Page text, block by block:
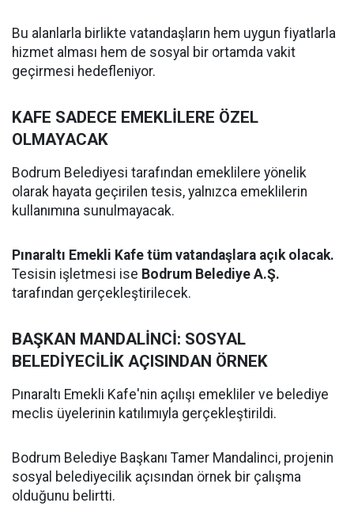
Bu alanlarla birlikte vatandaşların hem uygun fiyatlarla
hizmet alması hem de sosyal bir ortamda vakit
geçirmesi hedefleniyor.
KAFE SADECE EMEKLİLERE ÖZEL
OLMAYACAK
Bodrum Belediyesi tarafından emeklilere yönelik
olarak hayata geçirilen tesis, yalnızca emeklilerin
kullanımına sunulmayacak.
Pınaraltı Emekli Kafe tüm vatandaşlara açık olacak.
Tesisin işletmesi ise Bodrum Belediye A.Ş.
tarafından gerçekleştirilecek.
BAŞKAN MANDALİNCİ: SOSYAL
BELEDİYECİLİK AÇISINDAN ÖRNEK
Pınaraltı Emekli Kafe'nin açılışı emekliler ve belediye
meclis üyelerinin katılımıyla gerçekleştirildi.
Bodrum Belediye Başkanı Tamer Mandalinci, projenin
sosyal belediyecilik açısından örnek bir çalışma
olduğunu belirtti.